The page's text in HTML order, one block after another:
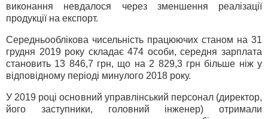
виконання невдалося через зменшення реалізації
продукції на експорт.
Середньооблікова чисельність працюючих станом на 31
грудня 2019 року складає 474 особи, середня зарплата
становить 13 846,7 грн, що на 2 829,3 грн більше ніж у
відповідному періоді минулого 2018 року.
У 2019 році основний управлінський персонал (директор,
його заступники, головний інженер) отримали